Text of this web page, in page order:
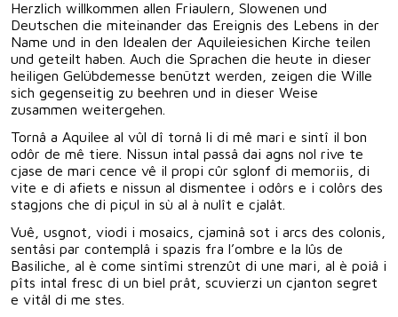
Herzlich willkommen allen Friaulern, Slowenen und
Deutschen die miteinander das Ereignis des Lebens in der
Name und in den Idealen der Aquileiesichen Kirche teilen
und geteilt haben. Auch die Sprachen die heute in dieser
heiligen Gelübdemesse benützt werden, zeigen die Wille
sich gegenseitig zu beehren und in dieser Weise
zusammen weitergehen.
Tornâ a Aquilee al vûl dî tornâ li di mê mari e sintî il bon
odôr de mê tiere. Nissun intal passâ dai agns nol rive te
cjase de mari cence vê il propi cûr sglonf di memoriis, di
vite e di afiets e nissun al dismentee i odôrs e i colôrs des
stagjons che di piçul in sù al à nulît e cjalât.
Vuê, usgnot, viodi i mosaics, cjaminâ sot i arcs des colonis,
sentâsi par contemplâ i spazis fra l’ombre e la lûs de
Basiliche, al è come sintîmi strenzût di une mari, al è poiâ i
pîts intal fresc di un biel prât, scuvierzi un cjanton segret
e vitâl di me stes.